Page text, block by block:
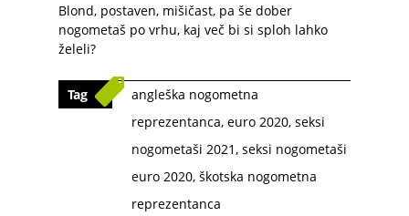
Blond, postaven, mišičast, pa še dober
nogometaš po vrhu, kaj več bi si sploh lahko
želeli?
Tag
angleška nogometna
reprezentanca, euro 2020, seksi
nogometaši 2021, seksi nogometaši
euro 2020, škotska nogometna
reprezentanca